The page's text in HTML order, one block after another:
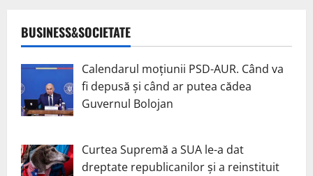
BUSINESS&SOCIETATE
Calendarul moțiunii PSD-AUR. Când va
fi depusă și când ar putea cădea
Guvernul Bolojan
Curtea Supremă a SUA le-a dat
dreptate republicanilor și a reinstituit